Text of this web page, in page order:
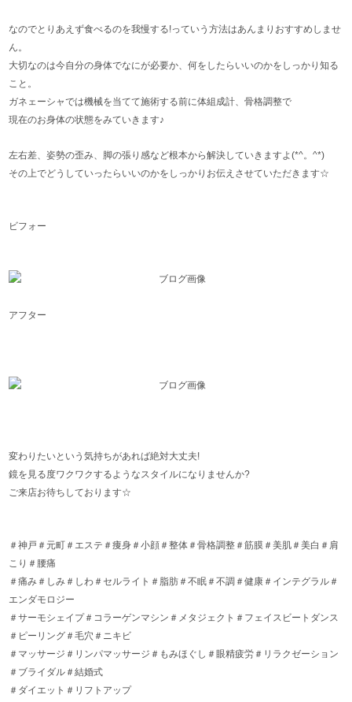
なのでとりあえず食べるのを我慢する!っていう方法はあんまりおすすめしませ
ん。
大切なのは今自分の身体でなにが必要か、何をしたらいいのかをしっかり知る
こと。
ガネェーシャでは機械を当てて施術する前に体組成計、骨格調整で
現在のお身体の状態をみていきます♪
左右差、姿勢の歪み、脚の張り感など根本から解決していきますよ(*^。^*)
その上でどうしていったらいいのかをしっかりお伝えさせていただきます☆
ビフォー
アフター
変わりたいという気持ちがあれば絶対大丈夫!
鏡を見る度ワクワクするようなスタイルになりませんか?
ご来店お待ちしております☆
＃神戸＃元町＃エステ＃痩身＃小顔＃整体＃骨格調整＃筋膜＃美肌＃美白＃肩
こり＃腰痛
＃痛み＃しみ＃しわ＃セルライト＃脂肪＃不眠＃不調＃健康＃インテグラル＃
エンダモロジー
＃サーモシェイプ＃コラーゲンマシン＃メタジェクト＃フェイスビートダンス
＃ピーリング＃毛穴＃ニキビ
＃マッサージ＃リンパマッサージ＃もみほぐし＃眼精疲労＃リラクゼーション
＃ブライダル＃結婚式
＃ダイエット＃リフトアップ